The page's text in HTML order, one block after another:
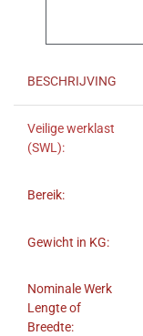
BESCHRIJVING
Veilige werklast
(SWL):
Bereik:
Gewicht in KG:
Nominale Werk
Lengte of
Breedte: